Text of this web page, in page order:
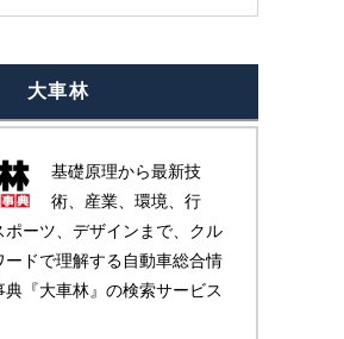
のお車をご覧いただきましてありがとうございます
見積りのご依頼、ご購入にあたってのご相談などお
フリーダイヤル ００７８－６０４９－８０１８
大車林
基礎原理から最新技
術、産業、環境、行
ポーツ、デザインまで、クル
ードで理解する自動車総合情
『大車林』の検索サービス